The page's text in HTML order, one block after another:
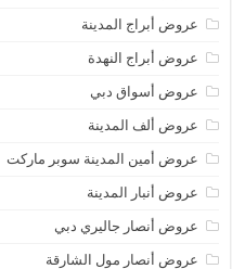
عروض أبراج المدينة
عروض أبراج النهدة
عروض أسواق دبي
عروض ألف المدينة
عروض أمين المدينة سوبر ماركت
عروض أنبار المدينة
عروض أنصار جاليري دبي
عروض أنصار مول الشارقة